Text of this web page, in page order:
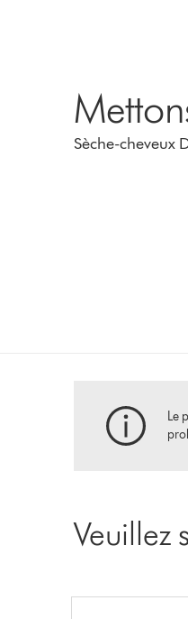
Sèche-cheveux
Le
Veuillez